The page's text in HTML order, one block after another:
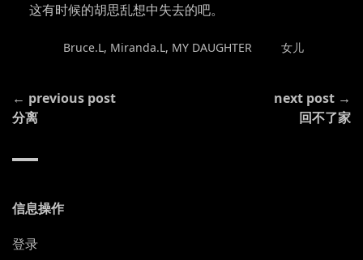
这有时候的胡思乱想中失去的吧。
POSTED
Bruce.L, Miranda.L, MY DAUGHTER TAGGED
女儿
CONTINUE
READING
← previous post
分离
next post →
回不了家
信息操作
登录